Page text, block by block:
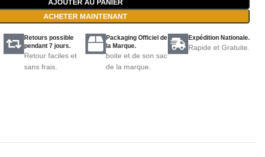
AJOUTER AU PANIER
ACHETER MAINTENANT
Retours possible
pendant 7 jours.
Retour faciles et
sans frais.
Packaging Officiel de
la Marque.
boite et de son sac
de la marque.
Expédition Nationale.
Rapide et Gratuite.